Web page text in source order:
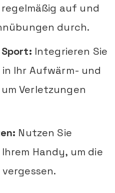
auf und
durch.
Integrieren Sie
Ihr Aufwärm- und
Verletzungen
Nutzen Sie
Handy, um die